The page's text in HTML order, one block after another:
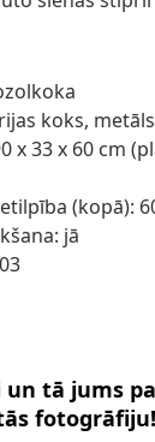
koks, metāls
x 33 x 60 cm
(kopā):
jā
tā jums
fotogrāfiju!